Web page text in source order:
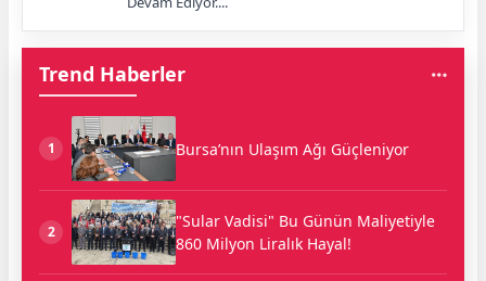
Trend Haberler
1 Bursa’nın Ulaşım Ağı Güçleniyor
2
"Sular Vadisi" Bu Günün Maliyetiyle
860 Milyon Liralık Hayal!